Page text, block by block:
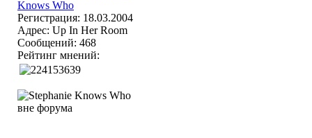
Регистрация: 18.03.2004
Адрес: Up In Her Room
Сообщений: 468
Рейтинг мнений: